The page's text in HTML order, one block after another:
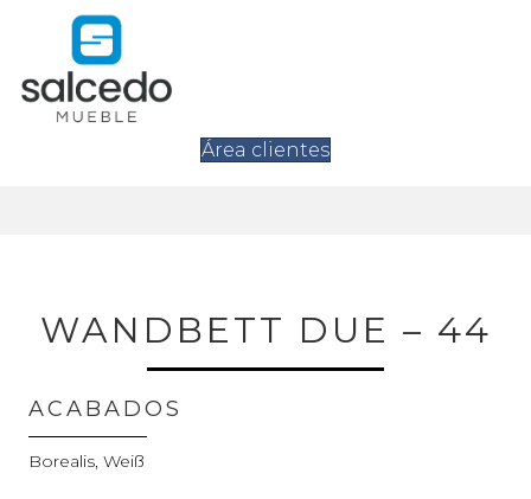
Área clientes
WANDBETT DUE – 44
ACABADOS
Borealis, Weiß